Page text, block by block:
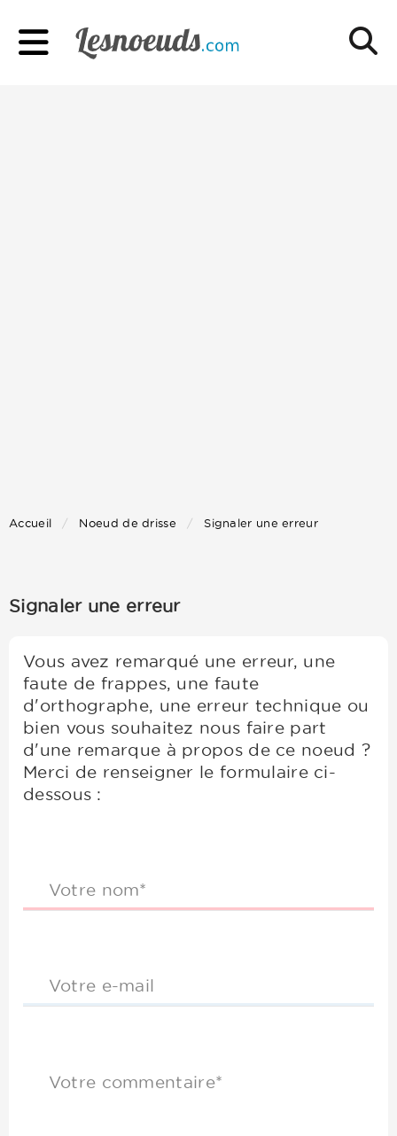
Accueil Noeud de drisse Signaler une erreur
Signaler une erreur
Vous avez remarqué une erreur, une
faute de frappes, une faute
d'orthographe, une erreur technique ou
bien vous souhaitez nous faire part
d'une remarque à propos de ce noeud ?
Merci de renseigner le formulaire ci-
dessous :
Votre nom*
Votre e-mail
Votre commentaire*